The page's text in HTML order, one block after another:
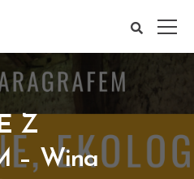
Z
– Wina